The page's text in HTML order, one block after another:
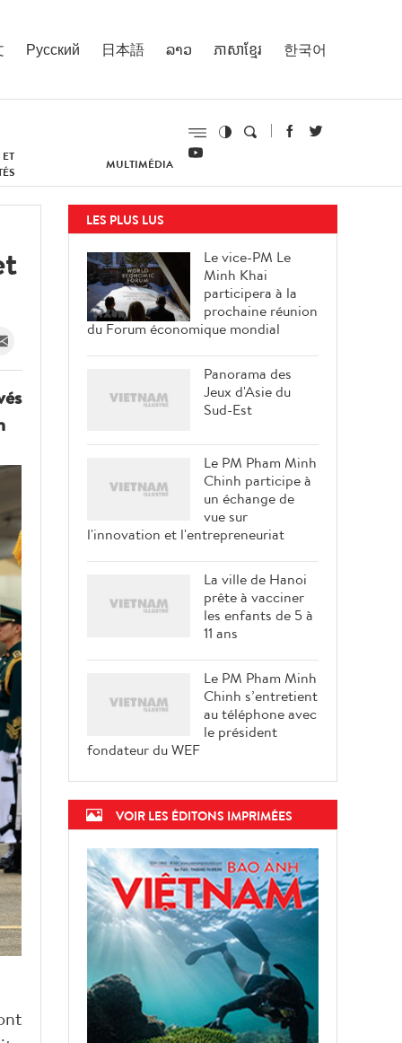
Русский 日本語 ລາວ ភាសាខ្មែរ 한국어
MULTIMÉDIA
LES PLUS LUS
Le vice-PM Le
Minh Khai
participera à la
prochaine réunion
du Forum économique mondial
Panorama des
Jeux d'Asie du
Sud-Est
Le PM Pham Minh
Chinh participe à
un échange de
vue sur
l'innovation et l'entrepreneuriat
La ville de Hanoi
prête à vacciner
les enfants de 5 à
11 ans
Le PM Pham Minh
Chinh s’entretient
au téléphone avec
le président
fondateur du WEF
VOIR LES ÉDITONS IMPRIMÉES